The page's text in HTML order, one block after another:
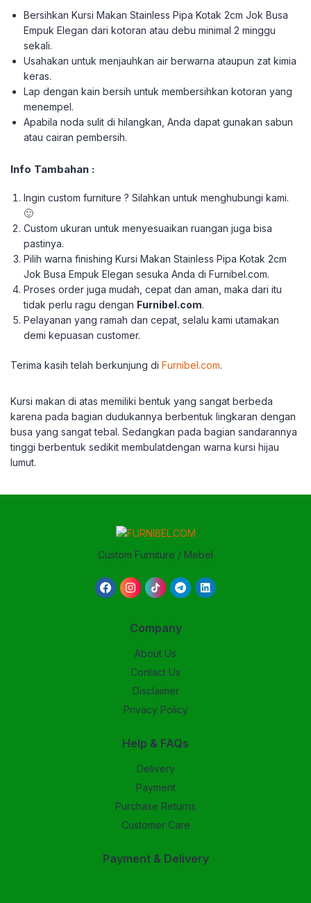
Bersihkan Kursi Makan Stainless Pipa Kotak 2cm Jok Busa
Empuk Elegan dari kotoran atau debu minimal 2 minggu
sekali.
Usahakan untuk menjauhkan air berwarna ataupun zat kimia
keras.
Lap dengan kain bersih untuk membersihkan kotoran yang
menempel.
Apabila noda sulit di hilangkan, Anda dapat gunakan sabun
atau cairan pembersih.
Info Tambahan :
Ingin custom furniture ? Silahkan untuk menghubungi kami.
🙂
Custom ukuran untuk menyesuaikan ruangan juga bisa
pastinya.
Pilih warna finishing Kursi Makan Stainless Pipa Kotak 2cm
Jok Busa Empuk Elegan sesuka Anda di Furnibel.com.
Proses order juga mudah, cepat dan aman, maka dari itu
tidak perlu ragu dengan Furnibel.com.
Pelayanan yang ramah dan cepat, selalu kami utamakan
demi kepuasan customer.
Terima kasih telah berkunjung di Furnibel.com.
Kursi makan di atas memiliki bentuk yang sangat berbeda
karena pada bagian dudukannya berbentuk lingkaran dengan
busa yang sangat tebal. Sedangkan pada bagian sandarannya
tinggi berbentuk sedikit membulatdengan warna kursi hijau
lumut.
Custom Furniture / Mebel
Company
About Us
Contact Us
Disclaimer
Privacy Policy
Help & FAQs
Delivery
Payment
Purchase Returns
Customer Care
Payment & Delivery